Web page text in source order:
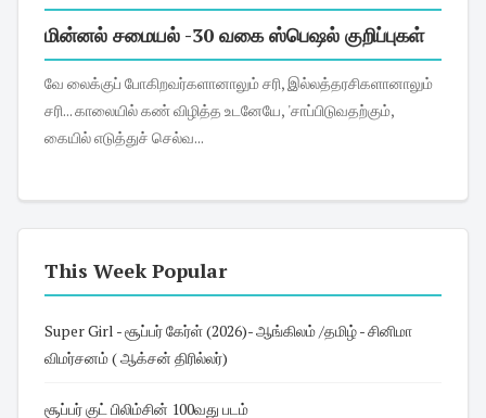
மின்னல் சமையல் -30 வகை ஸ்பெஷல் குறிப்புகள்
வே லைக்குப் போகிறவர்களானாலும் சரி, இல்லத்தரசிகளானாலும்
சரி... காலையில் கண் விழித்த உடனேயே, 'சாப்பிடுவதற்கும்,
கையில் எடுத்துச் செல்வ...
This Week Popular
Super Girl - சூப்பர் கேர்ள் (2026)- ஆங்கிலம் /தமிழ் - சினிமா
விமர்சனம் ( ஆக்சன் திரில்லர்)
சூப்பர் குட் பிலிம்சின் 100வது படம்